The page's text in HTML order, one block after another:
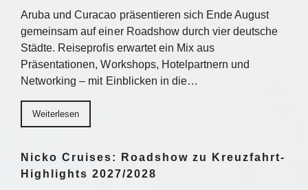
Aruba und Curacao präsentieren sich Ende August
gemeinsam auf einer Roadshow durch vier deutsche
Städte. Reiseprofis erwartet ein Mix aus
Präsentationen, Workshops, Hotelpartnern und
Networking – mit Einblicken in die…
Weiterlesen
Nicko Cruises: Roadshow zu Kreuzfahrt-
Highlights 2027/2028